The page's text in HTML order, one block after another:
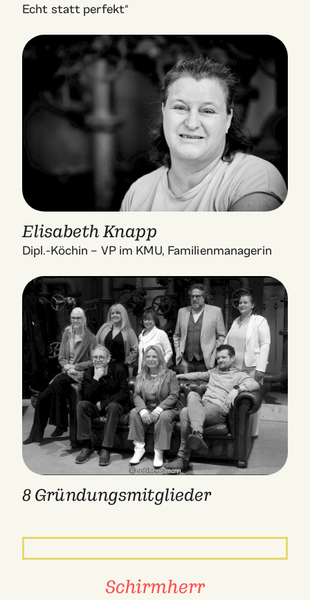
Echt statt perfekt“
Elisabeth Knapp
Dipl.-Köchin – VP im KMU, Familienmanagerin
8 Gründungsmitglieder
Schirmherr